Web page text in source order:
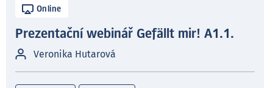
Online
Prezentační webinář Gefällt mir! A1.1.
Veronika Hutarová